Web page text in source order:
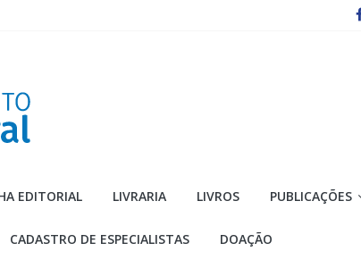
EDITORIAL LIVRARIA LIVROS PUBLICAÇÕES
CADASTRO DE ESPECIALISTAS DOAÇÃO